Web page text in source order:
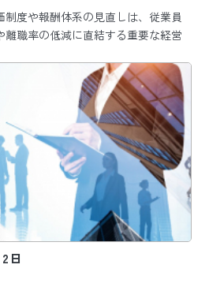
度や報酬体系の見直しは、従業員
職率の低減に直結する重要な経営
日